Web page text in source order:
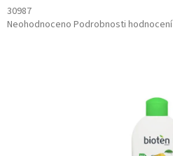
30987
Průměrné
Neohodnoceno Podrobnosti hodnocení